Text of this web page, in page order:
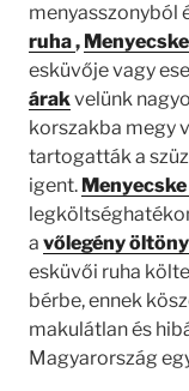
menyasszonyból
ruha,
esküvője vagy
árakvelünk
korszakba megy
tartogatták a
igent.
a vőlegény
esküvői ruha
bérbe, ennek
makulátlan és
Magyarország